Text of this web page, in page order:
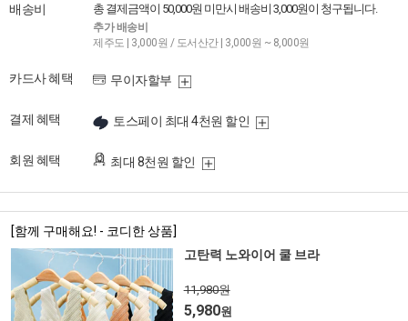
배송비 총 결제금액이 50,000원 미만시 배송비 3,000원이 청구됩니다.
추가 배송비
제주도 | 3,000원 / 도서산간 | 3,000원 ~ 8,000원
카드사 혜택 무이자할부
결제 혜택 토스페이 최대 4천원 할인
회원 혜택 최대 8천원 할인
[함께 구매해요! - 코디한 상품]
고탄력 노와이어 쿨 브라
11,980원
5,980원